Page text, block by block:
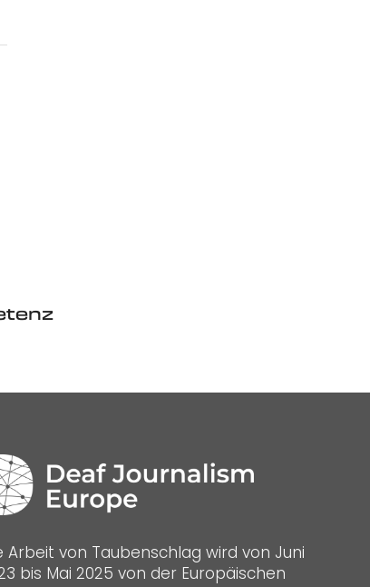
Arbeit von Taubenschlag wird von Juni
bis Mai 2025 von der Europäischen